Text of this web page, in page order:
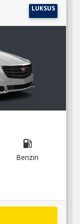
LUKSUS
local_gas_station
Benzin